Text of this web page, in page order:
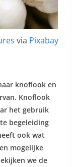
via Pixabay
knoflook en
Knoflook
het gebruik
begeleiding
ook wat
mogelijke
we de